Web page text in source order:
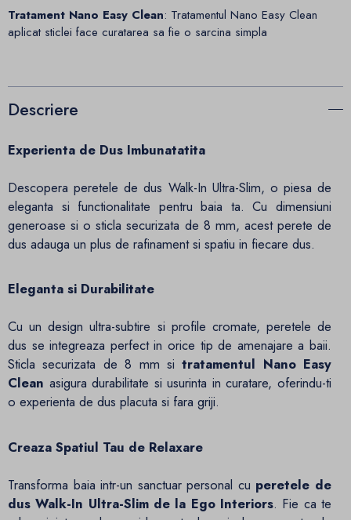
Tratament Nano Easy Clean: Tratamentul Nano Easy Clean
aplicat sticlei face curatarea sa fie o sarcina simpla
Descriere
Experienta de Dus Imbunatatita
Descopera peretele de dus Walk-In Ultra-Slim, o piesa de
eleganta si functionalitate pentru baia ta. Cu dimensiuni
generoase si o sticla securizata de 8 mm, acest perete de
dus adauga un plus de rafinament si spatiu in fiecare dus.
Eleganta si Durabilitate
Cu un design ultra-subtire si profile cromate, peretele de
dus se integreaza perfect in orice tip de amenajare a baii.
Sticla securizata de 8 mm sitratamentul Nano Easy
Clean asigura durabilitate si usurinta in curatare, oferindu-ti
o experienta de dus placuta si fara griji.
Creaza Spatiul Tau de Relaxare
Transforma baia intr-un sanctuar personal cu peretele de
dus Walk-In Ultra-Slim de la Ego Interiors. Fie ca te